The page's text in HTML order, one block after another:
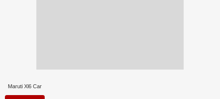
Maruti Xl6 Car